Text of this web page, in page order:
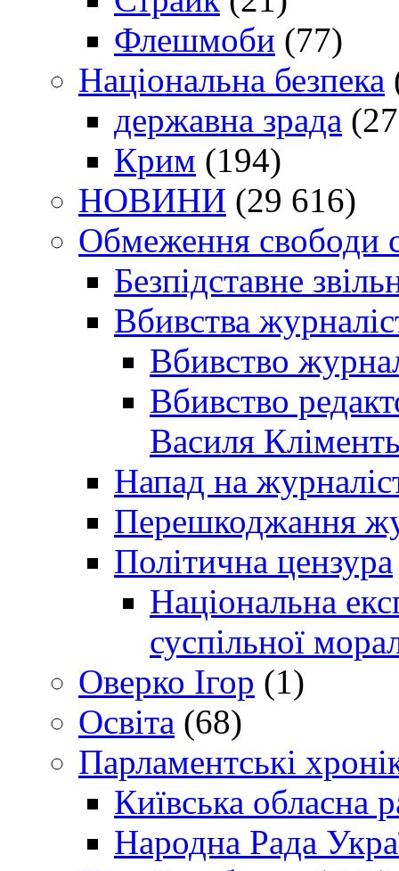
Флешмоби (77)
Національна безпека
державна зрада
Крим (194)
НОВИНИ (29 616)
Обмеження свободи
Безпідставне
Вбивства
Вбивство
Вбивство
Василя
Напад на
Перешкоджання
Політична цензура
Національна
суспільної
Оверко Ігор (1)
Освіта (68)
Парламентські
Київська обласна
Народна Рада